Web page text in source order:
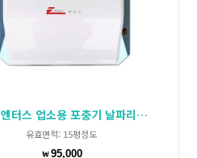
엔터스 업소용 포충기 날파리퇴치기
유효면적: 15평정도
₩ 95,000